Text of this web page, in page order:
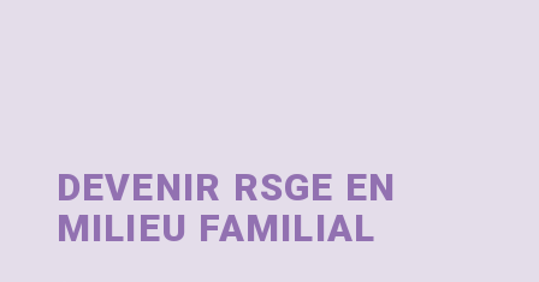
DEVENIR RSGE EN
MILIEU FAMILIAL